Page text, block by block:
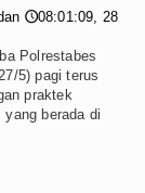
🕔08:01:09, 28
Polrestabes
5) pagi terus
praktek
yang berada di